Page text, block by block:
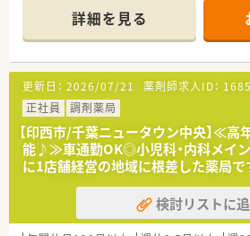
居を伴う異動はありません。※駅前・
います。
■調剤・OTCは完全に別採用です。
全店舗に医療事務が配置されており
だけます。
■店舗展開が近隣に多いため、転居無
強することが可能です。
■急な欠員の場合でも応援薬剤師の
ます。
■学歴や年齢に関係なく、やる気の
ョンが与えられます。
キャリア志向の方も、やりがいを持っ
■調剤過誤対策も万全、調剤監査シス
詳細を見る
更新日： 2026/07/21 薬剤師求人ID：
正社員
調剤薬局
【印西市/千葉ニュータウン中央】≪
能♪≫車通勤OK◎小児科・内科メイ
に1店舗経営の地域に根差した薬局で
検討リストに